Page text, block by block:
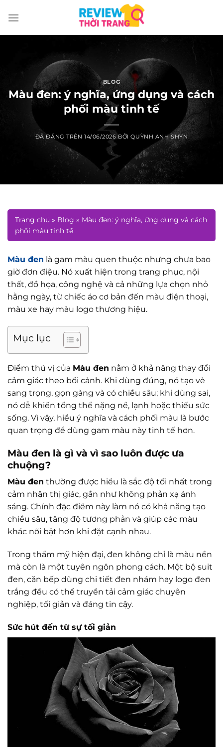
đến
BLOG
Màu đen: ý nghĩa, ứng dụng và cách
phối màu tinh tế
ĐÃ ĐĂNG TRÊN 14/06/2026 BỞIQUỲNH ANH SHYN
Trang chủ » Blog » Màu đen: ý nghĩa, ứng dụng và cách
phối màu tinh tế
Màu đen là gam màu quen thuộc nhưng chưa bao
giờ đơn điệu. Nó xuất hiện trong trang phục, nội
thất, đồ họa, công nghệ và cả những lựa chọn nhỏ
hằng ngày, từ chiếc áo cơ bản đến màu điện thoại,
màu xe hay màu logo thương hiệu.
Mục lục
Điểm thú vị của Màu đen nằm ở khả năng thay đổi
cảm giác theo bối cảnh. Khi dùng đúng, nó tạo vẻ
sang trọng, gọn gàng và có chiều sâu; khi dùng sai,
nó dễ khiến tổng thể nặng nề, lạnh hoặc thiếu sức
sống. Vì vậy, hiểu ý nghĩa và cách phối màu là bước
quan trọng để dùng gam màu này tinh tế hơn.
Màu đen là gì và vì sao luôn được ưa
chuộng?
Màu đen thường được hiểu là sắc độ tối nhất trong
cảm nhận thị giác, gần như không phản xạ ánh
sáng. Chính đặc điểm này làm nó có khả năng tạo
chiều sâu, tăng độ tương phản và giúp các màu
khác nổi bật hơn khi đặt cạnh nhau.
Trong thẩm mỹ hiện đại, đen không chỉ là màu nền
mà còn là một tuyên ngôn phong cách. Một bộ suit
đen, căn bếp dùng chi tiết đen nhám hay logo đen
trắng đều có thể truyền tải cảm giác chuyên
nghiệp, tối giản và đáng tin cậy.
Sức hút đến từ sự tối giản